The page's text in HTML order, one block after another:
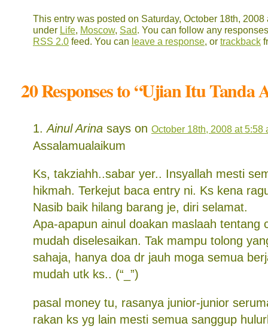
This entry was posted on Saturday, October 18th,
under Life, Moscow, Sad. You can follow any
RSS 2.0 feed. You can leave a response, or trackback
20 Responses to “Ujian Itu Tanda
Ainul Arina says on October 18th, 2008 at 5:58
Assalamualaikum
Ks, takziahh..sabar yer.. Insyallah mesti
hikmah. Terkejut baca entry ni. Ks kena
Nasib baik hilang barang je, diri selamat.
Apa-apapun ainul doakan maslaah tentang
mudah diselesaikan. Tak mampu tolong
sahaja, hanya doa dr jauh moga semua
mudah utk ks.. (“_”)
pasal money tu, rasanya junior-junior
rakan ks yg lain mesti semua sanggup